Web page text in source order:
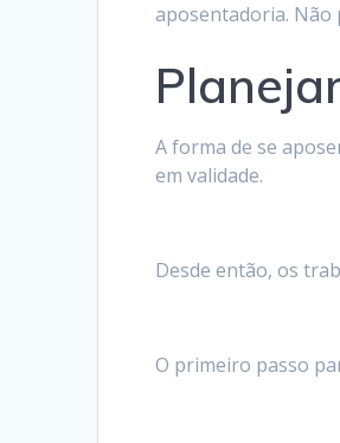
aposentadoria. Não
A forma de se
em validade.
Desde então, os
O primeiro passo